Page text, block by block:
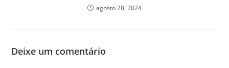
agosto 28, 2024
Deixe um comentário